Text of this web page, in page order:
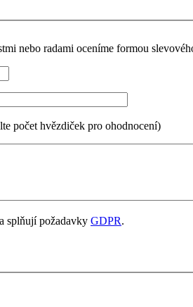
nebo radami oceníme formou
počet hvězdiček pro ohodnocení)
splňují požadavky GDPR.